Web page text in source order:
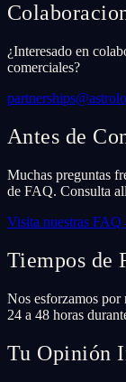
¿Interesado en
comerciales?
Antes de
Muchas preguntas
de FAQ. Consulta
Visita nuestras FAQ
Tiempos de
Nos esforzamos por
24 a 48 horas
Tu Opinión